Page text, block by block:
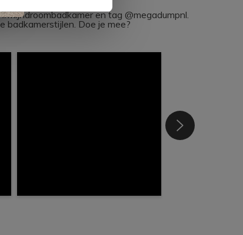
en tag @megadumpnl.
badkamerstijlen. Doe je mee?